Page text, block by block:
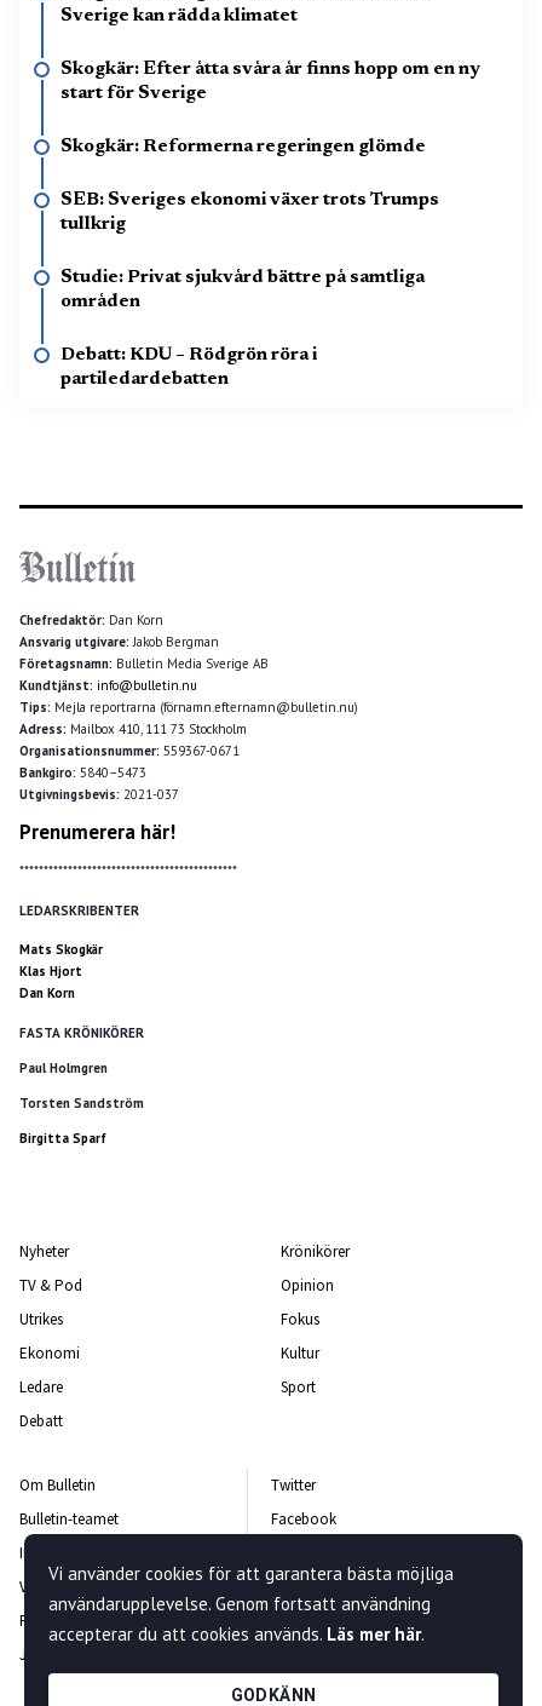
Sverige kan rädda klimatet
Skogkär: Efter åtta svåra år finns hopp om en ny
start för Sverige
Skogkär: Reformerna regeringen glömde
SEB: Sveriges ekonomi växer trots Trumps
tullkrig
Studie: Privat sjukvård bättre på samtliga
områden
Debatt: KDU – Rödgrön röra i
partiledardebatten
Chefredaktör: Dan Korn
Ansvarig utgivare: Jakob Bergman
Företagsnamn: Bulletin Media Sverige AB
Kundtjänst: info@bulletin.nu
Tips: Mejla reportrarna (förnamn.efternamn@bulletin.nu)
Adress: Mailbox 410, 111 73 Stockholm
Organisationsnummer: 559367-0671
Bankgiro: 5840–5473
Utgivningsbevis: 2021-037
Prenumerera här!
*********************************************
LEDARSKRIBENTER
Mats Skogkär
Klas Hjort
Dan Korn
FASTA KRÖNIKÖRER
Paul Holmgren
Torsten Sandström
Birgitta Sparf
Nyheter
TV & Pod
Utrikes
Ekonomi
Ledare
Debatt
Krönikörer
Opinion
Fokus
Kultur
Sport
Om Bulletin
Bulletin-teamet
Integritetspolicy
Vanliga frågor och svar
Rättelsepolicy
Jobba hos oss
Twitter
Facebook
Kontakta oss
Vi använder cookies för att garantera bästa möjliga
användarupplevelse. Genom fortsatt användning
accepterar du att cookies används. Läs mer här.
GODKÄNN